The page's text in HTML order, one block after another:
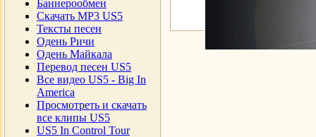
Баннерообмен
Скачать MP3 US5
Тексты песен
Одень Ричи
Одень Майкала
Перевод песен US5
Все видео US5 - Big In
America
Просмотреть и скачать
все клипы US5
US5 In Control Tour